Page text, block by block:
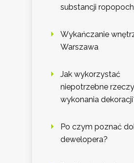
substancji
Wykańczanie
Warszawa
Jak wykorzystać
niepotrzebne
wykonania
Po czym poznać
dewelopera?